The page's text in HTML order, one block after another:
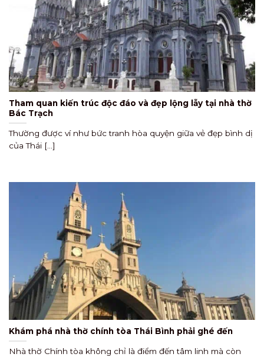
Tham quan kiến trúc độc đáo và đẹp lộng lẫy tại nhà thờ
Bác Trạch
Thường được ví như bức tranh hòa quyện giữa vẻ đẹp bình dị
của Thái [...]
Khám phá nhà thờ chính tòa Thái Bình phải ghé đến
Nhà thờ Chính tòa không chỉ là điểm đến tâm linh mà còn